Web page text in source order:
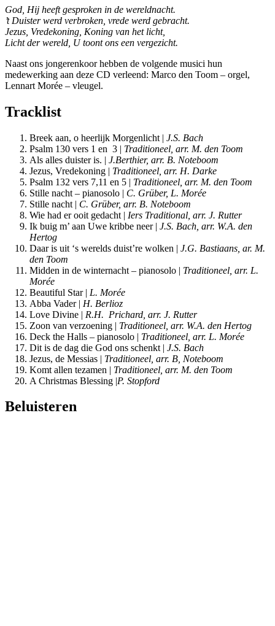
God, Hij heeft gesproken in de wereldnacht.
’t Duister werd verbroken, vrede werd gebracht.
Jezus, Vredekoning, Koning van het licht,
Licht der wereld, U toont ons een vergezicht.
Naast ons jongerenkoor hebben de volgende musici hun
medewerking aan deze CD verleend: Marco den Toom – orgel,
Lennart Morée – vleugel.
Tracklist
Breek aan, o heerlijk Morgenlicht | J.S. Bach
Psalm 130 vers 1 en 3 | Traditioneel, arr. M. den Toom
Als alles duister is. | J.Berthier, arr. B. Noteboom
Jezus, Vredekoning | Traditioneel, arr. H. Darke
Psalm 132 vers 7,11 en 5 | Traditioneel, arr. M. den Toom
Stille nacht – pianosolo | C. Grüber, L. Morée
Stille nacht | C. Grüber, arr. B. Noteboom
Wie had er ooit gedacht | Iers Traditional, arr. J. Rutter
Ik buig m’ aan Uwe kribbe neer | J.S. Bach, arr. W.A. den
Hertog
Daar is uit ‘s werelds duist’re wolken | J.G. Bastiaans, ar. M.
den Toom
Midden in de winternacht – pianosolo | Traditioneel, arr. L.
Morée
Beautiful Star | L. Morée
Abba Vader | H. Berlioz
Love Divine | R.H. Prichard, arr. J. Rutter
Zoon van verzoening | Traditioneel, arr. W.A. den Hertog
Deck the Halls – pianosolo | Traditioneel, arr. L. Morée
Dit is de dag die God ons schenkt | J.S. Bach
Jezus, de Messias | Traditioneel, arr. B, Noteboom
Komt allen tezamen | Traditioneel, arr. M. den Toom
A Christmas Blessing |P. Stopford
Beluisteren